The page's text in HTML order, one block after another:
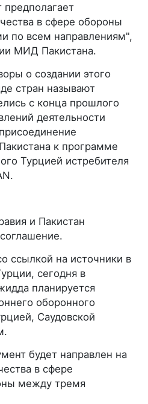
в сфере обороны
по всем направлениям",
МИД Пакистана.
о создании этого
стран называют
с конца прошлого
деятельности
к программе
Турцией истребителя
и Пакистан
ссылкой на источники в
сегодня в
планируется
оборонного
Саудовской
будет направлен на
в сфере
между тремя